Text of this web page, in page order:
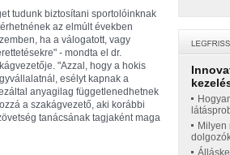
tudunk biztosítani sportolóinknak
az elmúlt években
ha a válogatott, vagy
- mondta el dr.
"Azzal, hogy a hokis
esélyt kapnak a
anyagilag függetlenedhetnek
a szakágvezető, aki korábbi
tanácsának tagjaként maga
Milyen